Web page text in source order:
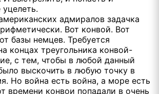
адмиралов задачка
Вот конвой. Вот
базы немцев. Требуется
концах треугольника конвой-
с тем, чтобы в любой данный
выскочить в любую точку в
Но война есть война, а море есть
времени конвои попадали в очень